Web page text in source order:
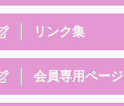
リンク集
会員専用ページ